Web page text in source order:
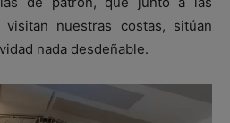
visitan nuestras costas, sitúan
nada desdeñable.